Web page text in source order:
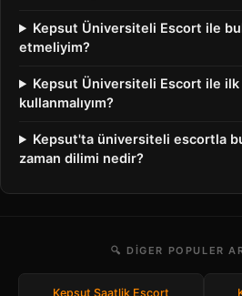
Kepsut Üniversiteli Escort ile
etmeliyim?
Kepsut Üniversiteli Escort ile
kullanmalıyım?
Kepsut'ta üniversiteli escortla
zaman dilimi nedir?
🔍 DIGER POPULER
Kepsut Saatlik Escort